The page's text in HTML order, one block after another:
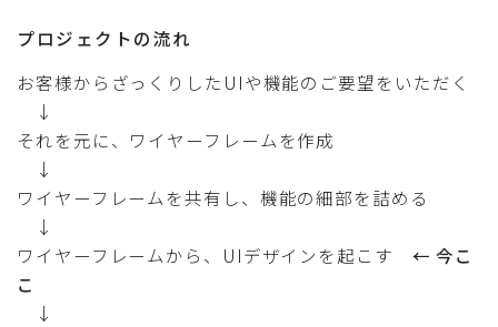
プロジェクトの流れ
お客様からざっくりしたUIや機能のご要望をいただく
↓
それを元に、ワイヤーフレームを作成
↓
ワイヤーフレームを共有し、機能の細部を詰める
↓
ワイヤーフレームから、UIデザインを起こす ← 今こ
こ
↓